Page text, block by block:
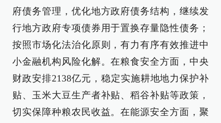
府债务管理，优化地方政府债务结构，继续发
行地方政府专项债券用于置换存量隐性债务；
按照市场化法治化原则，有力有序有效推进中
小金融机构风险化解。在粮食安全方面，中央
财政安排2138亿元，稳定实施耕地地力保护补
贴、玉米大豆生产者补贴、稻谷补贴等政策，
切实保障种粮农民收益。在能源安全方面，聚